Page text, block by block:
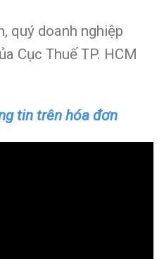
quý doanh nghiệp
Cục Thuế TP. HCM
tin trên hóa đơn